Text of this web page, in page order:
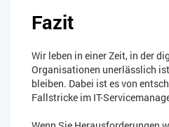
Fazit
Wir leben in einer Zeit, in der
Organisationen unerlässlich
bleiben. Dabei ist es von
Fallstricke im IT-